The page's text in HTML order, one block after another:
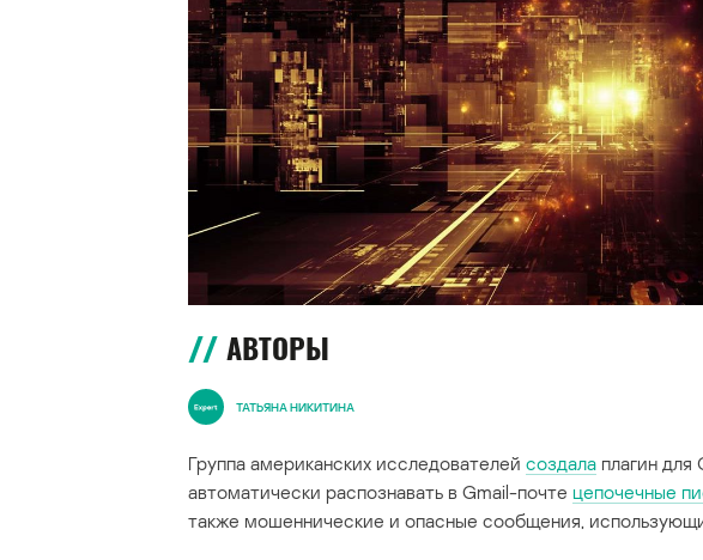
АВТОРЫ
ТАТЬЯНА НИКИТИНА
Группа американских исследователей создала плагин
автоматически распознавать в Gmail-почте цепочечные
также мошеннические и опасные сообщения,